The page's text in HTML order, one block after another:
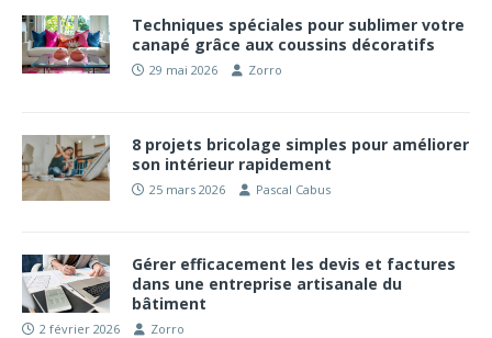
Techniques spéciales pour sublimer votre
canapé grâce aux coussins décoratifs
29 mai 2026 Zorro
8 projets bricolage simples pour améliorer
son intérieur rapidement
25 mars 2026 Pascal Cabus
Gérer efficacement les devis et factures
dans une entreprise artisanale du
bâtiment
2 février 2026 Zorro